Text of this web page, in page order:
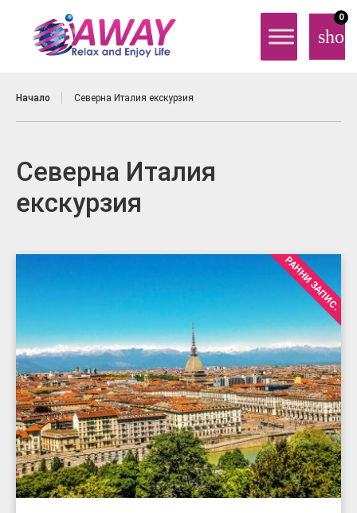
0
Начало Северна Италия екскурзия
Северна Италия
екскурзия
РАННИ ЗАПИС.